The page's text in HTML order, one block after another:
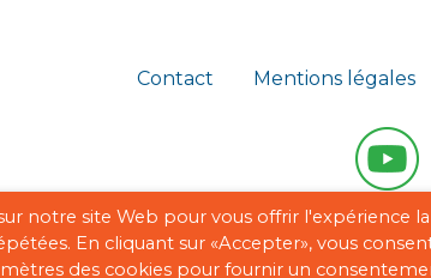
Contact Mentions légales
notre site Web pour vous offrir l'expérience
En cliquant sur «Accepter», vous
des cookies pour fournir un